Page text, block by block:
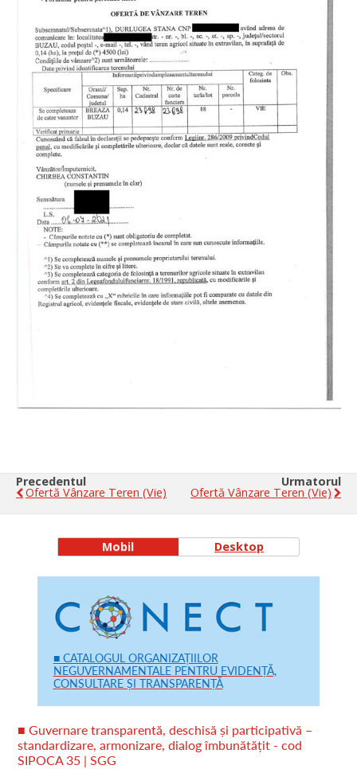
Precedentul
Ofertă Vânzare Teren (vie)
Urmatorul
Ofertă Vânzare Teren (vie)
Mobil Desktop
■ CATALOGUL ORGANIZAȚIILOR
NEGUVERNAMENTALE PENTRU EVIDENȚĂ,
CONSULTARE ȘI TRANSPARENȚĂ
■ Guvernare transparentă, deschisă și participativă –
standardizare, armonizare, dialog îmbunătățit - cod
SIPOCA 35 | SGG